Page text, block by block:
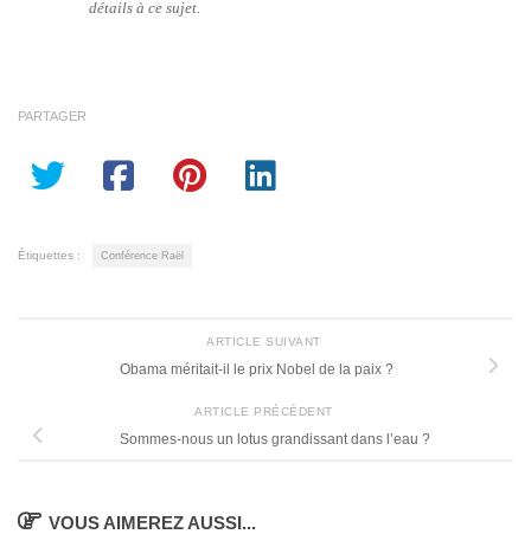
détails à ce sujet.
PARTAGER
Étiquettes : Conférence Raël
ARTICLE SUIVANT
Obama méritait-il le prix Nobel de la paix ?
ARTICLE PRÉCÉDENT
Sommes-nous un lotus grandissant dans l’eau ?
VOUS AIMEREZ AUSSI...